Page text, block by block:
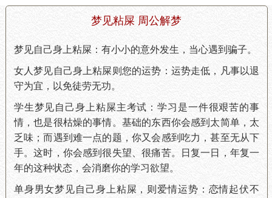
梦见粘屎 周公解梦
梦见自己身上粘屎：有小小的意外发生，当心遇到骗子。
女人梦见自己身上粘屎则您的运势：运势走低，凡事以退
守为宜，以免徒劳无功。
学生梦见自己身上粘屎主考试：学习是一件很艰苦的事
情，也是很枯燥的事情。基础的东西你会感到太简单，太
乏味；而遇到难一点的题，你又会感到吃力，甚至无从下
手。这时，你会感到很失望、很痛苦。日复一日，年复一
年的这种状态，会消磨你的学习欲望。
单身男女梦见自己身上粘屎，则爱情运势：恋情起伏不